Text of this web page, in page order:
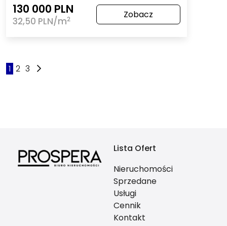
130 000 PLN
32,50 PLN/m2 Zobacz
1 2 3
Lista Ofert
Nieruchomości
Sprzedane
Usługi
Cennik
Kontakt